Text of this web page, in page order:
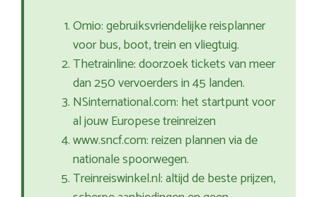
Omio: gebruiksvriendelijke reisplanner
voor bus, boot, trein en vliegtuig.
Thetrainline: doorzoek tickets van meer
dan 250 vervoerders in 45 landen.
NSinternational.com: het startpunt voor
al jouw Europese treinreizen
www.sncf.com: reizen plannen via de
nationale spoorwegen.
Treinreiswinkel.nl: altijd de beste prijzen,